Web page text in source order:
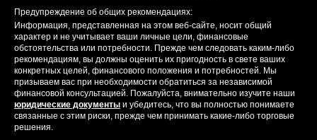
Предупреждение об общих рекомендациях:
Информация, представленная на этом веб-сайте, носит общий
характер и не учитывает ваши личные цели, финансовые
обстоятельства или потребности. Прежде чем следовать каким-либо
рекомендациям, вы должны оценить их пригодность в свете ваших
конкретных целей, финансового положения и потребностей. Мы
призываем вас при необходимости обратиться за независимой
финансовой консультацией. Пожалуйста, внимательно изучите наши
юридические документы и убедитесь, что вы полностью понимаете
связанные с этим риски, прежде чем принимать какие-либо торговые
решения.